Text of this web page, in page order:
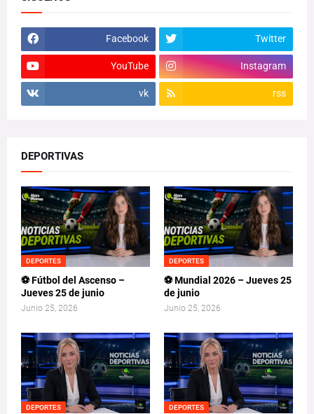
Facebook Twitter
YouTube Instagram
vk rss
DEPORTIVAS
DEPORTES
⚽ Fútbol del Ascenso –
Jueves 25 de junio
Junio 25, 2026
DEPORTES
⚽ Mundial 2026 – Jueves 25
de junio
Junio 25, 2026
DEPORTES DEPORTES